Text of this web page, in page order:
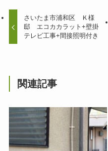
さいたま市浦和区 Ｋ様
邸 エコカカラット+壁掛
テレビ工事+間接照明付き
関連記事